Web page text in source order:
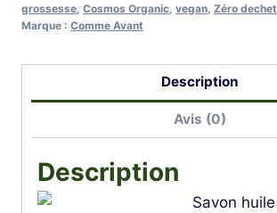
grossesse Cosmos Organic vegan Zéro dechet
Marque : Comme Avant
Description
Avis (0)
Description